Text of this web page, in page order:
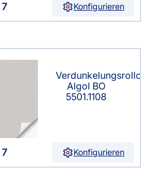
7 Konfigurieren
Verdunkelungsrollo
Algol BO
5501.1108
7 Konfigurieren